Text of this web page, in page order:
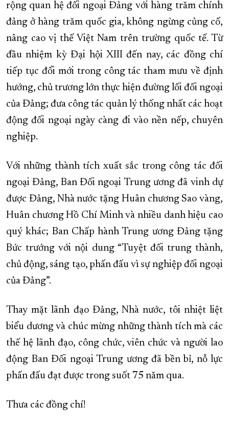
rộng quan hệ đối ngoại Đảng với hàng trăm chính
đảng ở hàng trăm quốc gia, không ngừng củng cố,
nâng cao vị thế Việt Nam trên trường quốc tế. Từ
đầu nhiệm kỳ Đại hội XIII đến nay, các đồng chí
tiếp tục đổi mới trong công tác tham mưu về định
hướng, chủ trương lớn thực hiện đường lối đối ngoại
của Đảng; đưa công tác quản lý thống nhất các hoạt
động đối ngoại ngày càng đi vào nền nếp, chuyên
nghiệp.
Với những thành tích xuất sắc trong công tác đối
ngoại Đảng, Ban Đối ngoại Trung ương đã vinh dự
được Đảng, Nhà nước tặng Huân chương Sao vàng,
Huân chương Hồ Chí Minh và nhiều danh hiệu cao
quý khác; Ban Chấp hành Trung ương Đảng tặng
Bức trướng với nội dung “Tuyệt đối trung thành,
chủ động, sáng tạo, phấn đấu vì sự nghiệp đối ngoại
của Đảng”.
Thay mặt lãnh đạo Đảng, Nhà nước, tôi nhiệt liệt
biểu dương và chúc mừng những thành tích mà các
thế hệ lãnh đạo, công chức, viên chức và người lao
động Ban Đối ngoại Trung ương đã bền bỉ, nỗ lực
phấn đấu đạt được trong suốt 75 năm qua.
Thưa các đồng chí!